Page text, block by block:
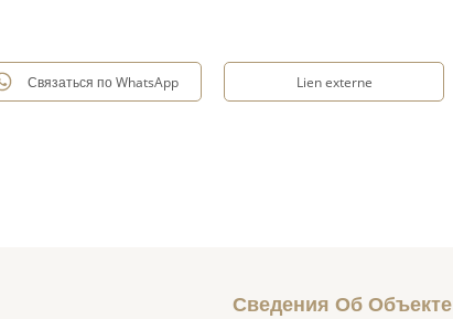
Связаться по WhatsApp Lien externe
Сведения Об Объекте